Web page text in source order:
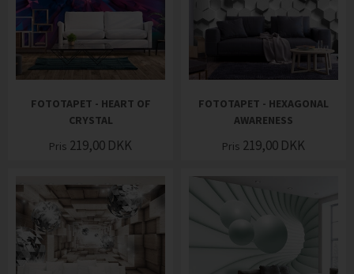
FOTOTAPET - HEART OF
CRYSTAL
Pris 219,00 DKK
FOTOTAPET - HEXAGONAL
AWARENESS
Pris 219,00 DKK